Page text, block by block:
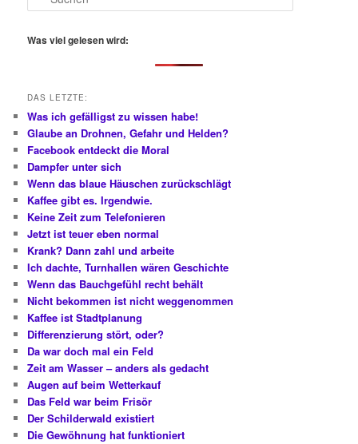
u
h
Was viel gelesen wird:
DAS LETZTE:
Was ich gefälligst zu wissen habe!
Glaube an Drohnen, Gefahr und Helden?
Facebook entdeckt die Moral
Dampfer unter sich
Wenn das blaue Häuschen zurückschlägt
Kaffee gibt es. Irgendwie.
Keine Zeit zum Telefonieren
Jetzt ist teuer eben normal
Krank? Dann zahl und arbeite
Ich dachte, Turnhallen wären Geschichte
Wenn das Bauchgefühl recht behält
Nicht bekommen ist nicht weggenommen
Kaffee ist Stadtplanung
Differenzierung stört, oder?
Da war doch mal ein Feld
Zeit am Wasser – anders als gedacht
Augen auf beim Wetterkauf
Das Feld war beim Frisör
Der Schilderwald existiert
Die Gewöhnung hat funktioniert